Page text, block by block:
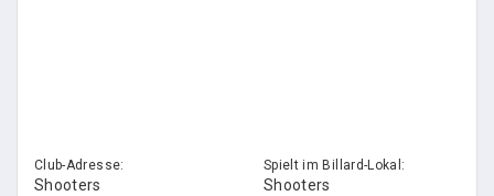
Club-Adresse:
Shooters
Spielt im Billard-Lokal:
Shooters